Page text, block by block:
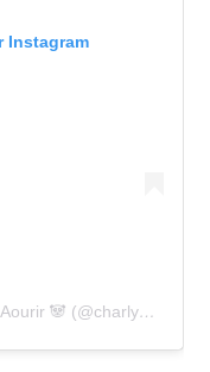
Instagram
Une publication partagée par Charly Aourir 🐼 (@charly_evt)